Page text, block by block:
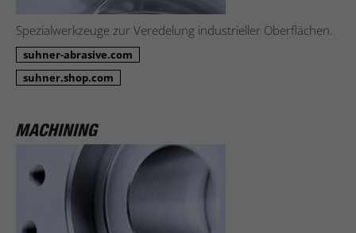
Spezialwerkzeuge zur Veredelung industrieller Oberflächen.
suhner-abrasive.com
suhner.shop.com